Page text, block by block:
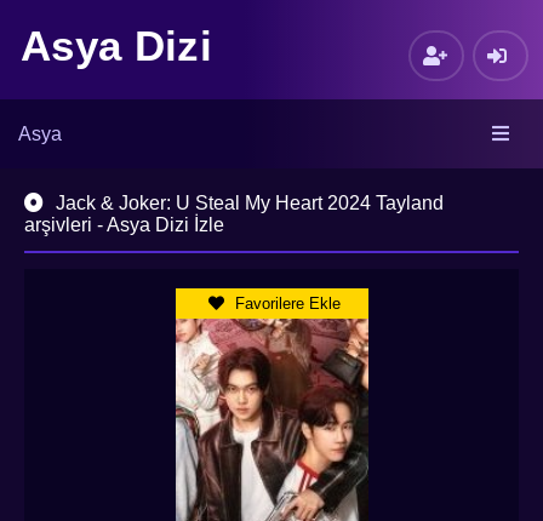
Asya Dizi
Asya
Jack & Joker: U Steal My Heart 2024 Tayland
arşivleri - Asya Dizi İzle
Favorilere Ekle